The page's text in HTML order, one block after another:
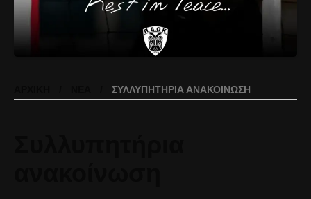
ΣΥΛΛΥΠΗΤΉΡΙΑ ΑΝΑΚΟΊΝΩΣΗ